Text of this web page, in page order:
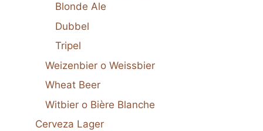
Blonde Ale
Dubbel
Tripel
Weizenbier o Weissbier
Wheat Beer
Witbier o Bière Blanche
Cerveza Lager